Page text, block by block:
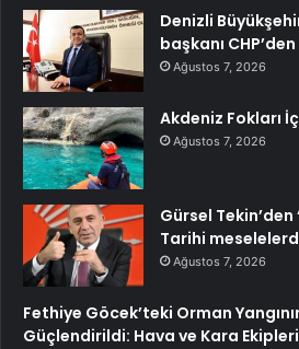
Denizli
başkanı
Ağustos 7, 2026
Akdeniz Fokları
Ağustos 7, 2026
Gürsel Tekin’den
Tarihi
Ağustos 7, 2026
Fethiye Göcek’teki Orman
Güçlendirildi: Hava ve Kara Ekipleri